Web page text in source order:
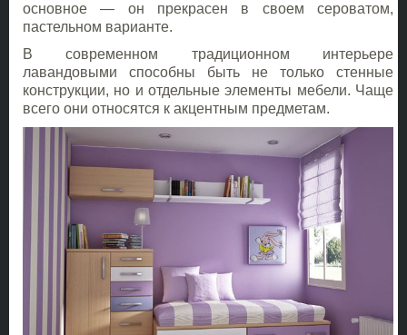
основное — он прекрасен в своем сероватом,
пастельном варианте.
В современном традиционном интерьере
лавандовыми способны быть не только стенные
конструкции, но и отдельные элементы мебели. Чаще
всего они относятся к акцентным предметам.